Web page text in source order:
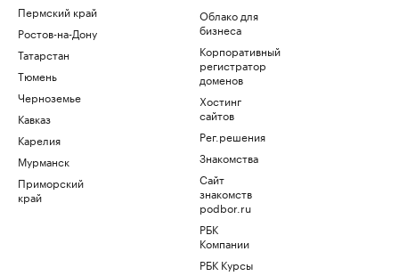
Пермский край
Ростов-на-Дону
Татарстан
Тюмень
Черноземье
Кавказ
Карелия
Мурманск
Приморский
край
Облако для
бизнеса
Корпоративный
регистратор
доменов
Хостинг
сайтов
Рег.решения
Знакомства
Сайт
знакомств
podbor.ru
РБК
Компании
РБК Курсы